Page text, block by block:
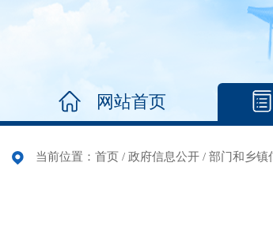
网站首页
当前位置： 首页 / 政府信息公开 / 部门和乡镇